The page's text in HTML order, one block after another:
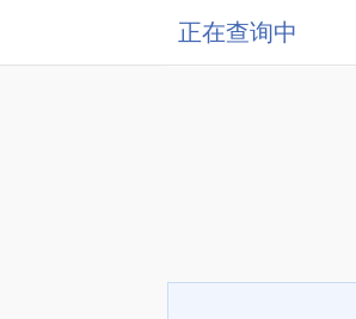
正在查询中